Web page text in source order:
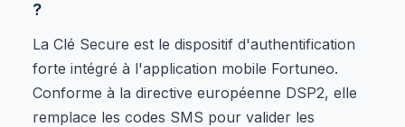
?
La Clé Secure est le dispositif d'authentification
forte intégré à l'application mobile Fortuneo.
Conforme à la directive européenne DSP2, elle
remplace les codes SMS pour valider les